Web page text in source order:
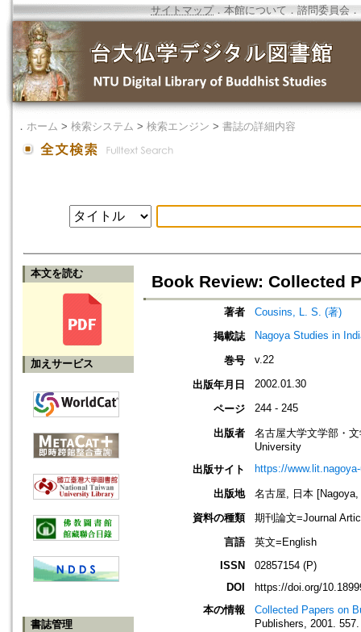
サイトマップ．本館について ． 諮問委員会 ．
． ホーム > 検索システム > 検索エンジン > 書誌の詳細内容
本文を読む
加えサービス
書誌管理
Book Review: Collected
著者
Cousins, L. S. (著)
掲載誌
Nagoya Studies in
巻号 v.22
出版年月日 2002.01.30
ページ 244 - 245
出版者
名古屋大学文学部・
University
出版サイト
https://
出版地
名古屋, 日本
資料の種類
期刊論文=Journal
言語
英文=English
ISSN
02857154 (P)
DOI
https://doi.org/
本の情報
Collected Papers on
Publishers, 2001.